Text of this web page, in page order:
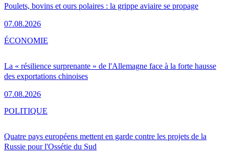
Poulets, bovins et ours polaires : la grippe aviaire se propage
07.08.2026
La « résilience surprenante » de l'Allemagne face à la forte hausse
des exportations chinoises
07.08.2026
ÉCONOMIE
Quatre pays européens mettent en garde contre les projets de la
Russie pour l'Ossétie du Sud
POLITIQUE